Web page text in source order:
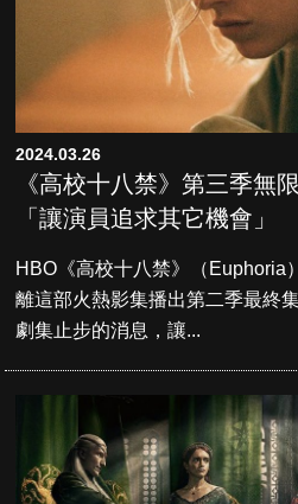
2024.03.26
《高校十八禁》第三季無
「讓演員追求其它機會」
HBO《高校十八禁》（
離這部火熱影集播出第二季最終
劇集止步的消息，讓...